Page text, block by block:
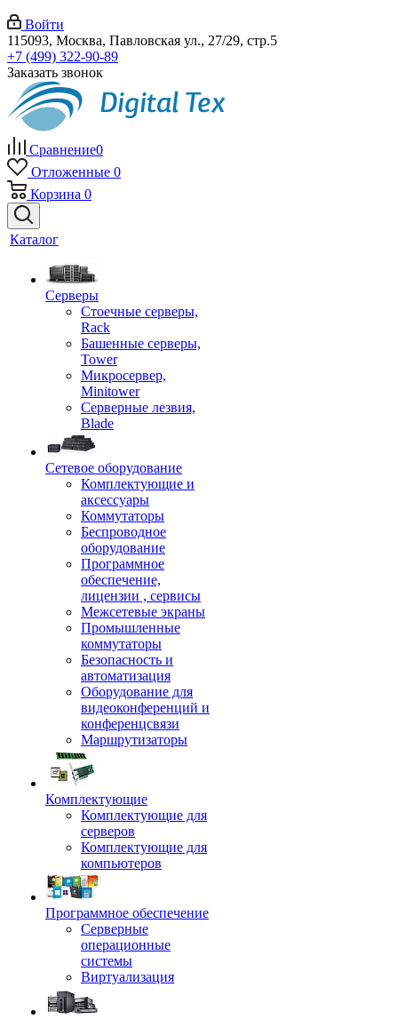
Войти
115093, Москва, Павловская ул., 27/29, стр.5
+7 (499) 322-90-89
Заказать звонок
Сравнение0
Отложенные 0
Корзина 0
Каталог
Серверы
Стоечные серверы,
Rack
Башенные серверы,
Tower
Микросервер,
Minitower
Серверные лезвия,
Blade
Сетевое оборудование
Комплектующие и
аксессуары
Коммутаторы
Беспроводное
оборудование
Программное
обеспечение,
лицензии , сервисы
Межсетевые экраны
Промышленные
коммутаторы
Безопасность и
автоматизация
Оборудование для
видеоконференций и
конференцсвязи
Маршрутизаторы
Комплектующие
Комплектующие для
серверов
Комплектующие для
компьютеров
Программное обеспечение
Серверные
операционные
системы
Виртуализация